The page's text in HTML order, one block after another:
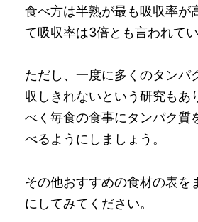
食べ方は半熟が最も吸収率が
て吸収率は3倍とも言われてい
ただし、一度に多くのタンパ
収しきれないという研究もあ
べく毎食の食事にタンパク質
べるようにしましょう。
その他おすすめの食材の表を
にしてみてください。